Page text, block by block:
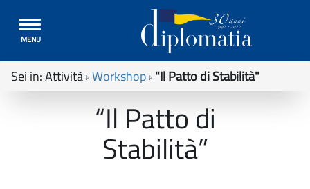
Toggle
navigation
MENU
Sei in:Attività Workshop "Il Patto di Stabilità"
“Il Patto di
Stabilità”